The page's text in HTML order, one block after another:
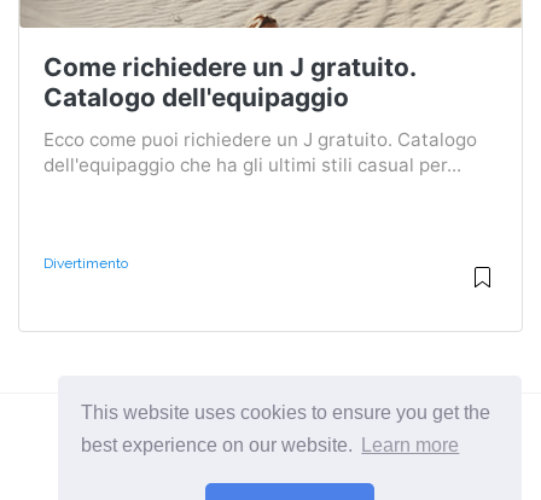
This website uses cookies to ensure you get the
best experience on our website.
Learn more
Come richiedere un J gratuito.
Catalogo dell'equipaggio
Ecco come puoi richiedere un J gratuito. Catalogo
dell'equipaggio che ha gli ultimi stili casual per...
Divertimento
2026 ©BuruNews